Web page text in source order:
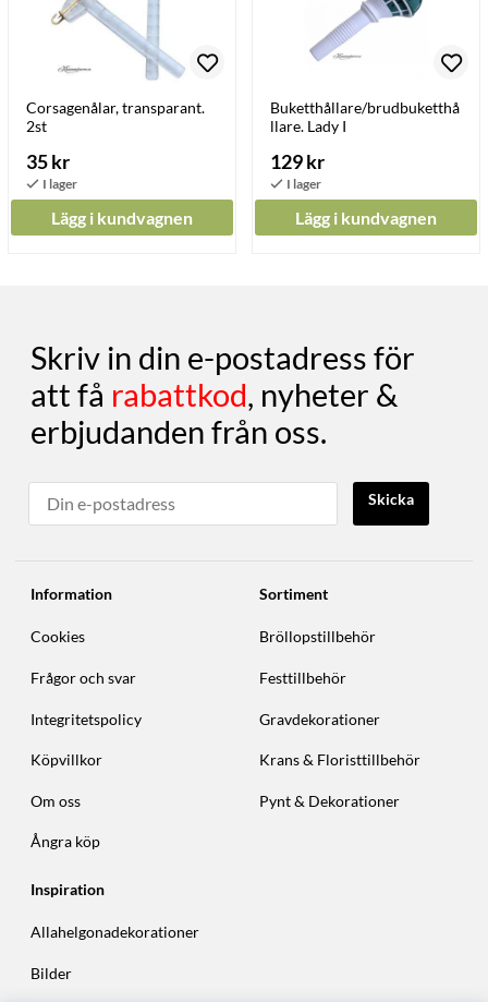
Corsagenålar, transparant.
2st
35 kr
Lägg i kundvagnen
Buketthållare/brudbuketthå
llare. Lady I
129 kr
Lägg i kundvagnen
Skriv in din e-postadress för
att få rabattkod, nyheter &
erbjudanden från oss.
Skicka
Information
Cookies
Frågor och svar
Integritetspolicy
Köpvillkor
Om oss
Ångra köp
Sortiment
Bröllopstillbehör
Festtillbehör
Gravdekorationer
Krans & Floristtillbehör
Pynt & Dekorationer
Inspiration
Allahelgonadekorationer
Bilder